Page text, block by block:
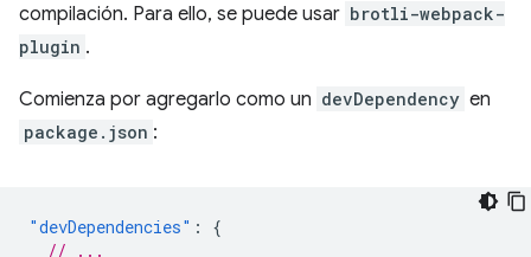
compilación. Para ello, se puede usar brotli-webpack-
plugin .
Comienza por agregarlo como un devDependency en
package.json :
"devDependencies" :
{
// ...